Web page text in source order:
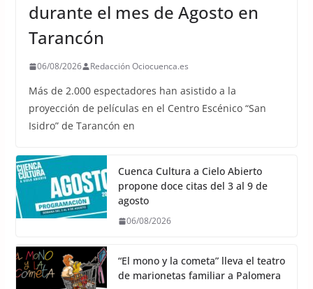
durante el mes de Agosto en
Tarancón
06/08/2026 Redacción Ociocuenca.es
Más de 2.000 espectadores han asistido a la
proyección de películas en el Centro Escénico “San
Isidro” de Tarancón en
Cuenca Cultura a Cielo Abierto
propone doce citas del 3 al 9 de
agosto
06/08/2026
“El mono y la cometa” lleva el teatro
de marionetas familiar a Palomera